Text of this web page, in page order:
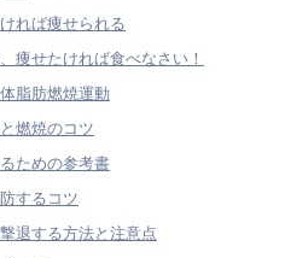
れば痩せられる
痩せたければ食べなさい！
脂肪燃焼運動
燃焼のコツ
ための参考書
するコツ
退する方法と注意点